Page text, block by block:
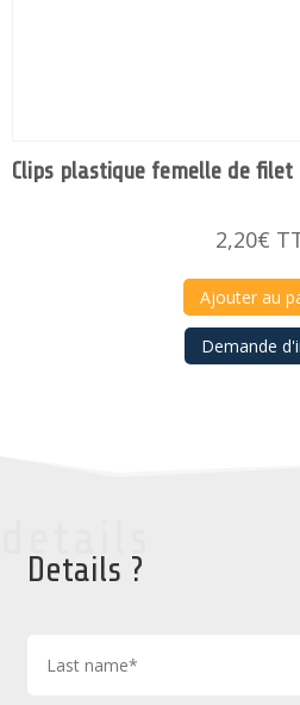
Clips plastique femelle de filet
2,20€
Ajouter au
Demande
Details ?